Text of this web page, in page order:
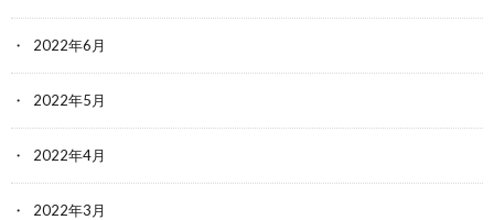
2022年6月
2022年5月
2022年4月
2022年3月